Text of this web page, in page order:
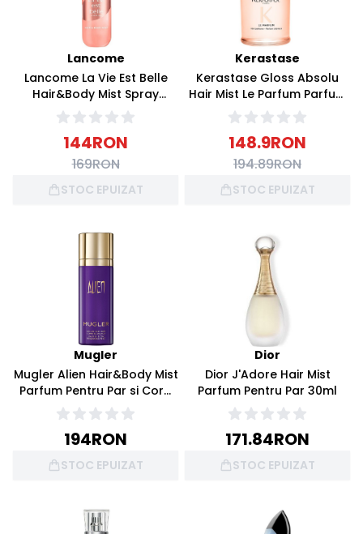
Lancome
Lancome La Vie Est Belle
Hair&Body Mist Spray
pentru corp si par 100ml
144RON
169RON
STOC EPUIZAT
Kerastase
Kerastase Gloss Absolu
Hair Mist Le Parfum Parfum
pentru par 30ml
148.9RON
194.89RON
STOC EPUIZAT
Mugler
Mugler Alien Hair&Body Mist
Parfum Pentru Par si Corp
100ml
194RON
STOC EPUIZAT
Dior
Dior J'Adore Hair Mist
Parfum Pentru Par 30ml
171.84RON
STOC EPUIZAT